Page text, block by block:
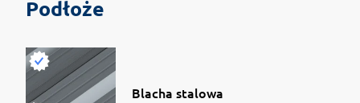
Podłoże
Blacha stalowa